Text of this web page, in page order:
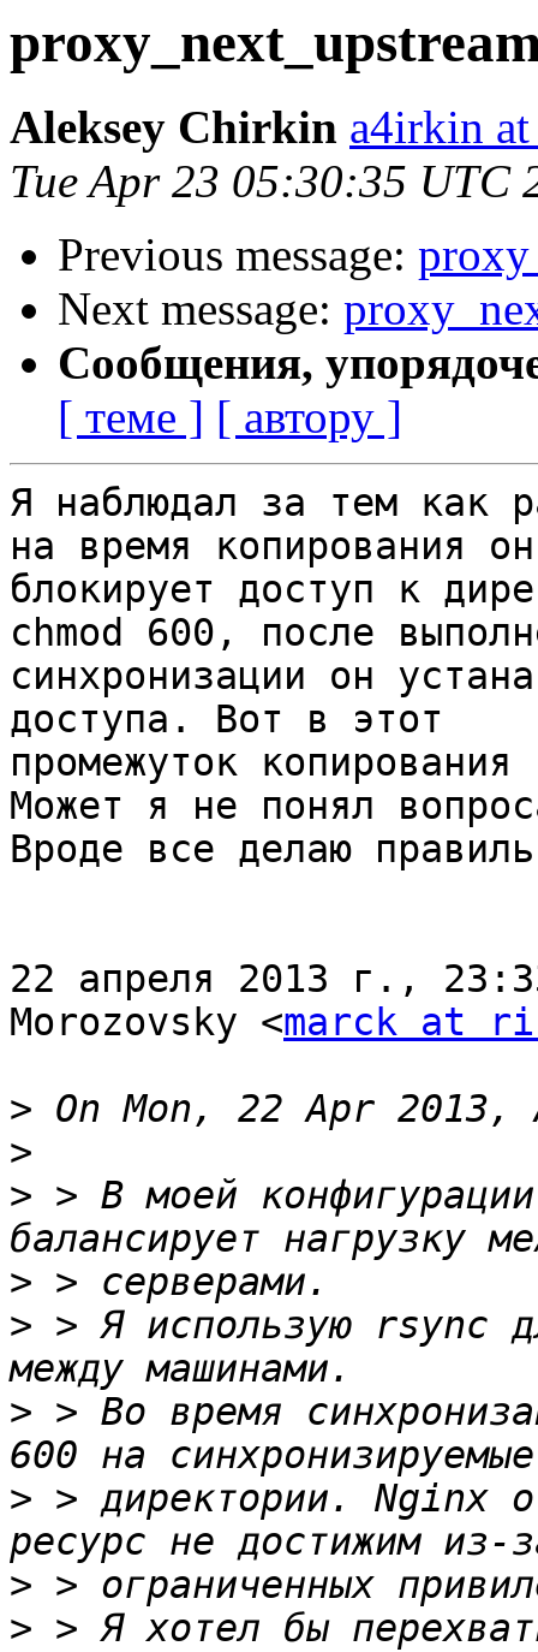
Aleksey Chirkin a4irkin
Tue Apr 23 05:30:35 UTC
Previous message:
Next message:
Сообщения,
[ теме ] [ автору ]
Я наблюдал за тем как
на время копирования он
блокирует доступ к
chmod 600, после
синхронизации он
доступа. Вот в этот
промежуток
Может я не понял
Вроде все делаю
22 апреля 2013 г.,
Morozovsky <marck at
>
>
> > В моей
>
> > Я использую rsync
> > Во время
> > директории. Nginx
>
> > Я хотел бы